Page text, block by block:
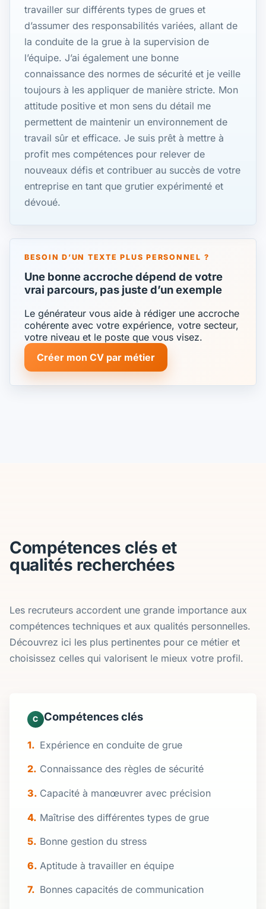
travailler sur différents types de grues et
d’assumer des responsabilités variées, allant de
la conduite de la grue à la supervision de
l’équipe. J’ai également une bonne
connaissance des normes de sécurité et je veille
toujours à les appliquer de manière stricte. Mon
attitude positive et mon sens du détail me
permettent de maintenir un environnement de
travail sûr et efficace. Je suis prêt à mettre à
profit mes compétences pour relever de
nouveaux défis et contribuer au succès de votre
entreprise en tant que grutier expérimenté et
dévoué.
BESOIN D’UN TEXTE PLUS PERSONNEL ?
Une bonne accroche dépend de votre
vrai parcours, pas juste d’un exemple
Le générateur vous aide à rédiger une accroche
cohérente avec votre expérience, votre secteur,
votre niveau et le poste que vous visez.
Créer mon CV par métier
Compétences clés et
qualités recherchées
Les recruteurs accordent une grande importance aux
compétences techniques et aux qualités personnelles.
Découvrez ici les plus pertinentes pour ce métier et
choisissez celles qui valorisent le mieux votre profil.
C Compétences clés
Expérience en conduite de grue
Connaissance des règles de sécurité
Capacité à manœuvrer avec précision
Maîtrise des différentes types de grue
Bonne gestion du stress
Aptitude à travailler en équipe
Bonnes capacités de communication